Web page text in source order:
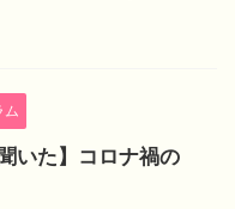
ム
いた】コロナ禍の